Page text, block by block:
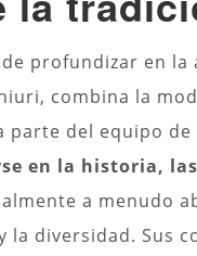
profundizar en la
combina la
del equipo de
en la historia,
a menudo
la diversidad. Sus